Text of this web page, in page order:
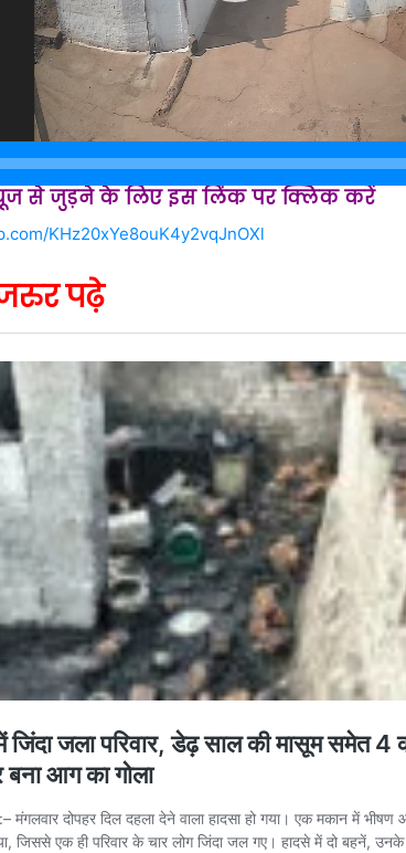
से जुड़ने के लिए इस लिंक पर क्लिक करें
KHz20xYe8ouK4y2vqJnOXl
पढ़े